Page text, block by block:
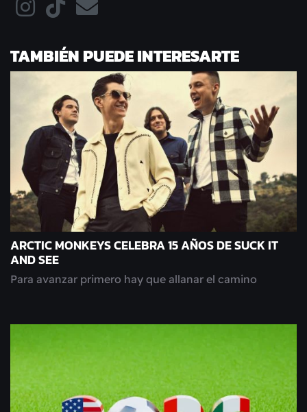
TAMBIÉN PUEDE INTERESARTE
ARCTIC MONKEYS CELEBRA 15 AÑOS DE SUCK IT
AND SEE
Para avanzar primero hay que allanar el camino